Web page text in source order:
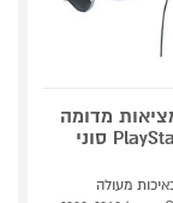
מדומה
PlayStation VR2 סוני
מעולה